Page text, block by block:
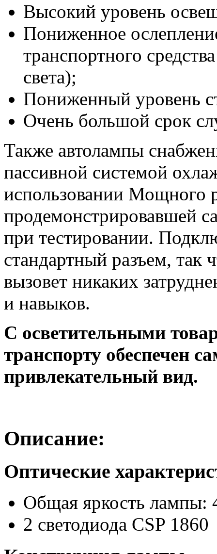
Высокий уровень
Пониженное
транспортного
света);
Пониженный уровень
Очень большой срок
Также автолампы
пассивной системой
использовании Мощного
продемонстрировавшей
при тестировании.
стандартный разъем, так
вызовет никаких
и навыков.
С осветительными
транспорту обеспечен
привлекательный вид.
Описание:
Оптические
Общая яркость лампы:
2 светодиода CSP